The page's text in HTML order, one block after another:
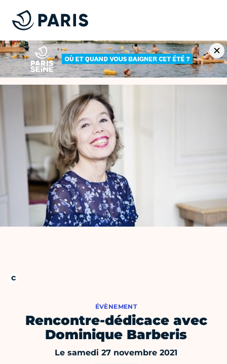
ÉVÈNEMENT
Rencontre-dédicace avec
Dominique Barberis
Le samedi 27 novembre 2021